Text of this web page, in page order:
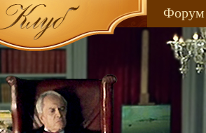
Форум